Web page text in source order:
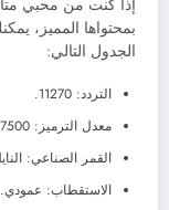
بمحتواها المميز،
الجدول التالي:
التردد: 11270.
معدل الترميز: 27500.
القمر الصناعي:
الاستقطاب: عمودي.